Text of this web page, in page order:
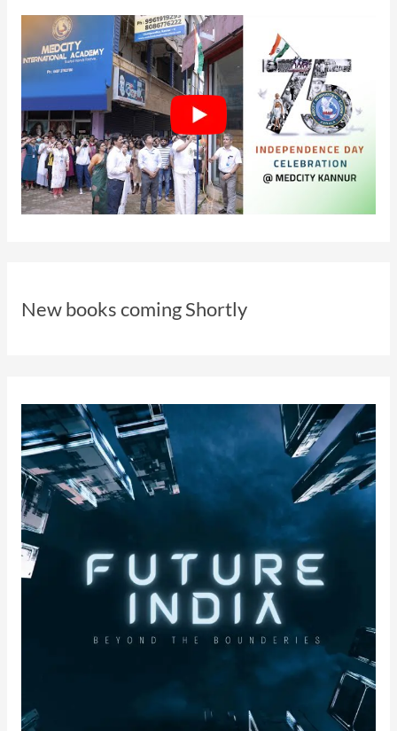
New books coming Shortly